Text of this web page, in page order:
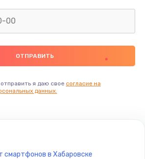
я даю свое согласие на
данных.
смартфонов в Хабаровске